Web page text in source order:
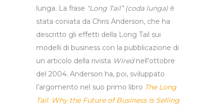
lunga. La frase “Long Tail” (coda lunga) è
stata coniata da Chris Anderson, che ha
descritto gli effetti della Long Tail sui
modelli di business con la pubblicazione di
un articolo della rivista Wirednell’ottobre
del 2004. Anderson ha, poi, sviluppato
l’argomento nel suo primo libro The Long
Tail: Why the Future of Business Is Selling